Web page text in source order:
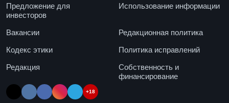
Предложение для
инвесторов
Использование информации
Вакансии
Редакционная политика
Кодекс этики
Политика исправлений
Редакция
Собственность и
финансирование
+18